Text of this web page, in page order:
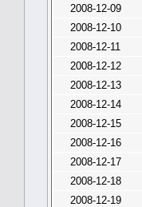
2008-12-09
2008-12-10
2008-12-11
2008-12-12
2008-12-13
2008-12-14
2008-12-15
2008-12-16
2008-12-17
2008-12-18
2008-12-19